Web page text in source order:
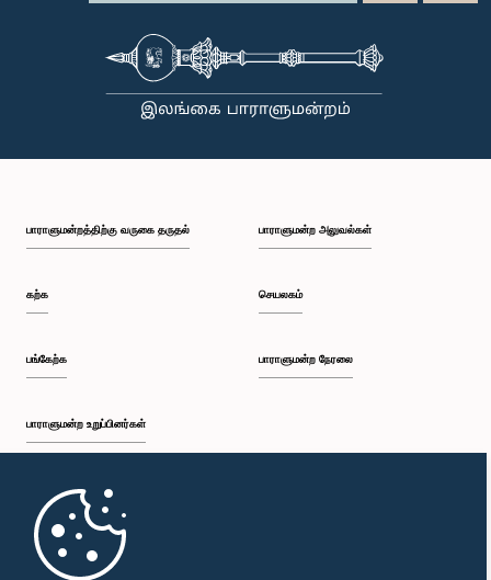
பாராளுமன்றத்திற்கு வருகை தருதல்
கற்க
பங்கேற்க
பாராளுமன்ற உறுப்பினர்கள்
முதற்பக்கம்
பாராளுமன்ற அலுவல்கள்
செயலகம்
பாராளுமன்ற நேரலை